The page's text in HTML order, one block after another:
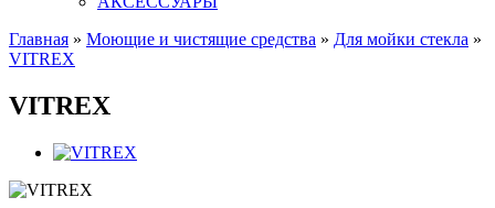
Главная » Моющие и чистящие средства » Для мойки стекла »
VITREX
VITREX